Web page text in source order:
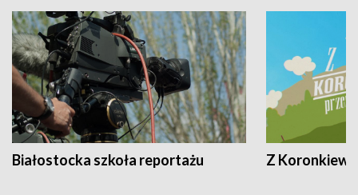
Białostocka szkoła reportażu Z